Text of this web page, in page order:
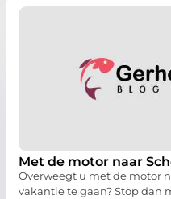
Met de motor naar
Overweegt u met de motor
vakantie te gaan? Stop dan